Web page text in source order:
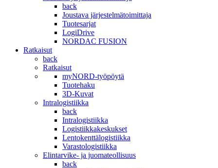
back
Joustava järjestelmätoimittaja
Tuotesarjat
LogiDrive
NORDAC FUSION
Ratkaisut
back
Ratkaisut
myNORD-työpöytä
Tuotehaku
3D-Kuvat
Intralogistiikka
back
Intralogistiikka
Logistiikkakeskukset
Lentokenttälogistiikka
Varastologistiikka
Elintarvike- ja juomateollisuus
back